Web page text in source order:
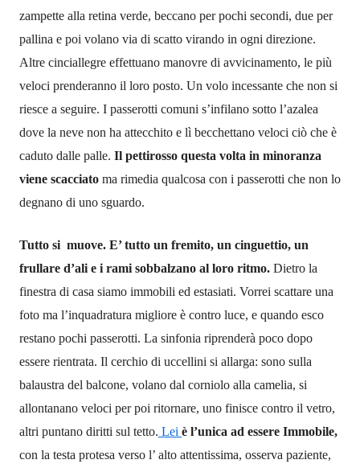
zampette alla retina verde, beccano perpochi secondi, due per
pallina e poi volano via di scatto virando in ogni direzione.
Altre cinciallegre effettuano manovre di avvicinamento, le più
veloci prenderanno il loro posto. Un volo incessante che non si
riesce a seguire. I passerotti comuni s’infilano sotto l’azalea
dove la neve non ha attecchito e lì becchettano veloci ciò che è
caduto dalle palle. Il pettirosso questa volta in minoranza
viene scacciato ma rimedia qualcosa con i passerotti che non lo
degnano di uno sguardo.
Tutto si muove. E’ tutto un fremito, un cinguettio, un
frullare d’ali e i rami sobbalzano al loro ritmo. Dietro la
finestra di casa siamo immobili ed estasiati. Vorrei scattare una
foto ma l’inquadratura migliore è contro luce, e quando esco
restano pochi passerotti. La sinfonia riprenderà poco dopo
essere rientrata. Il cerchio di uccellini si allarga: sono sulla
balaustra del balcone, volano dal corniolo alla camelia, si
allontanano veloci per poi ritornare, uno finisce contro il vetro,
altri puntano diritti sul tetto. Lei è l’unica ad essere Immobile,
con la testa protesa verso l’ alto attentissima, osserva paziente,